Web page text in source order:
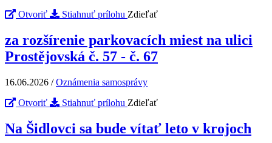
Otvoriť
Stiahnuť prílohu Zdieľať
za rozšírenie parkovacích miest na ulici
Prostějovská č. 57 - č. 67
16.06.2026 /Oznámenia samosprávy
Otvoriť
Stiahnuť prílohu Zdieľať
Na Šidlovci sa bude vítať leto v krojoch